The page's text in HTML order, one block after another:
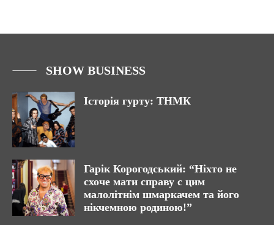
SHOW BUSINESS
Історія гурту: ТНМК
Гарік Корогодський: “Ніхто не
схоче мати справу с цим
малолітнім шмаркачем та його
нікчемною родиною!”